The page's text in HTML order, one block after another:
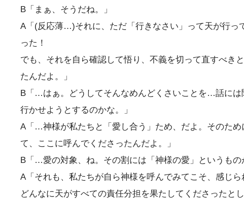
B「まぁ、そうだね。」
A「(反応薄…)それに、ただ「行きなさい」って天が行っ
った！
でも、それを自ら確認して悟り、不義を切って直すべ
たんだよ。」
B「…はぁ。どうしてそんなめんどくさいことを…話に
行かせようとするのかな。」
A「…神様が私たちと「愛し合う」ため、だよ。そのた
て、ここに呼んでくださったんだよ。」
B「…愛の対象、ね。その割には「神様の愛」というもの
A「それも、私たちが自ら神様を呼んでみてこそ、感じ
どんなに天がすべての責任分担を果たしてくださったと